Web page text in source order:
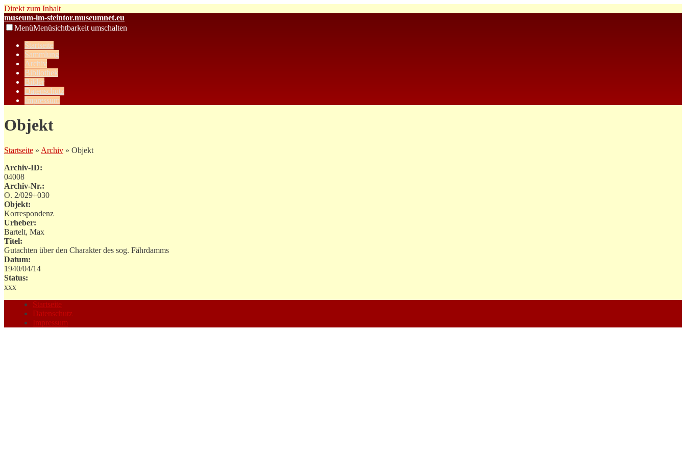
Direkt zum Inhalt
museum-im-steintor.museumnet.eu
MenüMenüsichtbarkeit umschalten
Startseite
Sammlung
Archiv
Bibliothek
Bilder
Datenschutz
Impressum
Objekt
Startseite » Archiv » Objekt
Archiv-ID:
04008
Archiv-Nr.:
O. 2/029+030
Objekt:
Korrespondenz
Urheber:
Bartelt, Max
Titel:
Gutachten über den Charakter des sog. Fährdamms
Datum:
1940/04/14
Status:
xxx
Startseite
Datenschutz
Impressum